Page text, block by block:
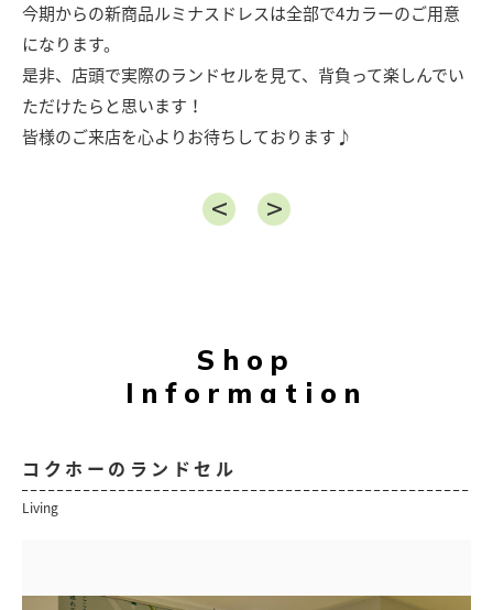
今期からの新商品ルミナスドレスは全部で4カラーのご用意
になります。
是非、店頭で実際のランドセルを見て、背負って楽しんでい
ただけたらと思います！
皆様のご来店を心よりお待ちしております♪
Shop
Information
コクホーのランドセル
Living